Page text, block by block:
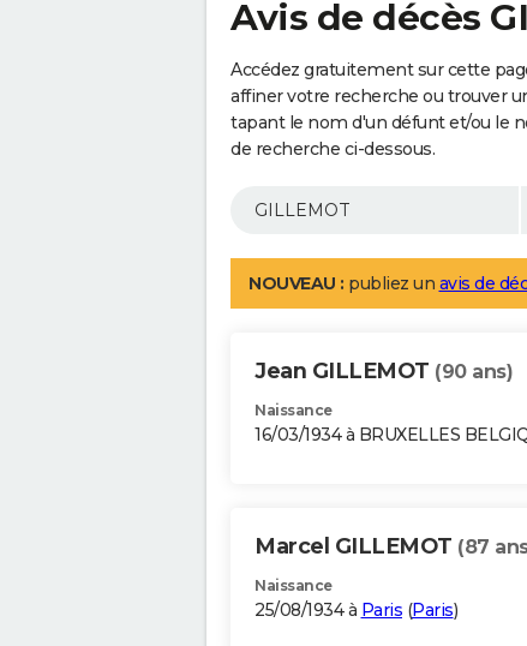
Avis de décès
Accédez gratuitement sur cette
affiner votre recherche ou trouver
tapant le nom d'un défunt et/ou le
de recherche ci-dessous.
NOUVEAU : publiez un avis de
Jean GILLEMOT (90 ans)
Naissance
16/03/1934 à BRUXELLES
Marcel GILLEMOT (87
Naissance
25/08/1934 à Paris (Paris)